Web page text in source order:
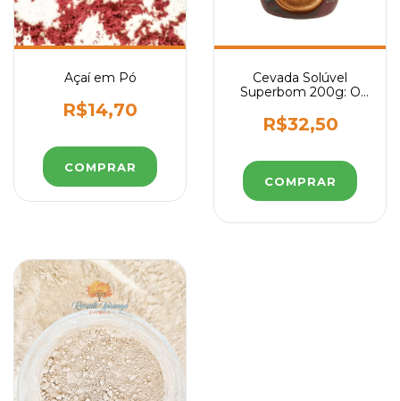
Açaí em Pó
R$14,70
COMPRAR
Cevada Solúvel
Superbom 200g: O
Sem Cafeína para o
Seu Café Diário
R$32,50